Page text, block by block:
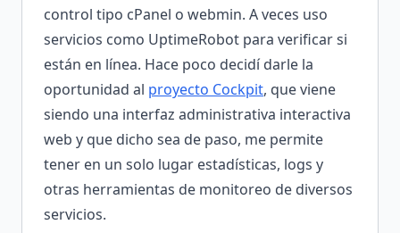
control tipo cPanel o webmin. A veces uso
servicios como UptimeRobot para verificar si
están en línea. Hace poco decidí darle la
oportunidad al proyecto Cockpit, que viene
siendo una interfaz administrativa interactiva
web y que dicho sea de paso, me permite
tener en un solo lugar estadísticas, logs y
otras herramientas de monitoreo de diversos
servicios.